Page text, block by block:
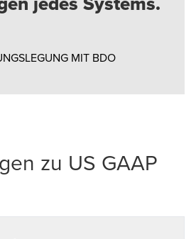
MIT BDOOpens in a
zu US GAAP